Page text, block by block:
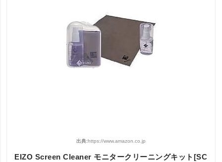
出典:https://www.amazon.co.jp
EIZO Screen Cleaner モニタークリーニングキット[SC